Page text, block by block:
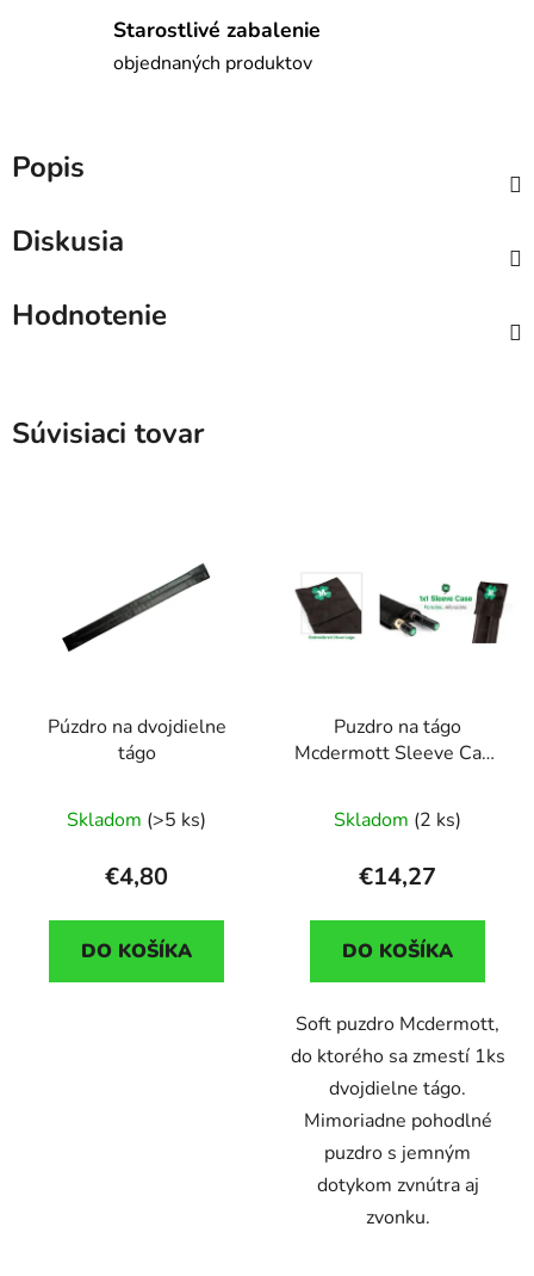
Starostlivé zabalenie
objednaných produktov
Popis
Diskusia
Hodnotenie
Súvisiaci tovar
Púzdro na dvojdielne
tágo
Skladom (>5 ks)
€4,80
DO KOŠÍKA
Puzdro na tágo
Mcdermott Sleeve Case
Skladom (2 ks)
€14,27
DO KOŠÍKA
Soft puzdro Mcdermott,
do ktorého sa zmestí 1ks
dvojdielne tágo.
Mimoriadne pohodlné
puzdro s jemným
dotykom zvnútra aj
zvonku.